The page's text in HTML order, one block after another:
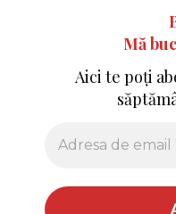
Mă
Aici te poți